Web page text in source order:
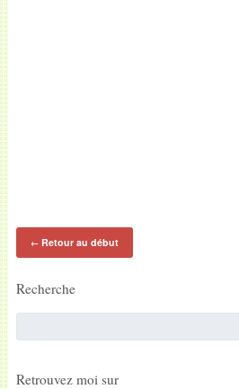
←Retour au début
Recherche
Retrouvez moi sur